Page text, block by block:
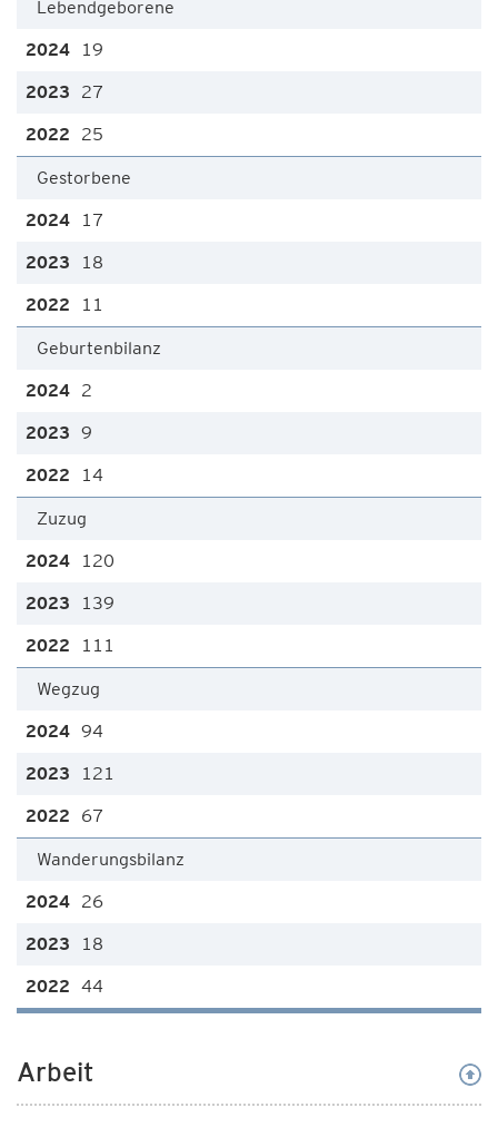
Lebendgeborene
19
27
25
Gestorbene
17
18
11
Geburtenbilanz
2
9
14
Zuzug
120
139
111
Wegzug
94
121
67
Wanderungsbilanz
26
18
44
Arbeit